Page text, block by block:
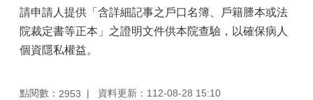
請申請人提供「含詳細記事之戶口名簿、戶籍謄本或法
院裁定書等正本」之證明文件供本院查驗，以確保病人
個資隱私權益。
點閱數： 2953
資料更新：112-08-28 15:10